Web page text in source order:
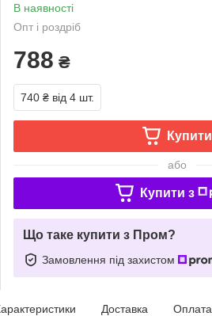
В наявності
Опт і роздріб
788 ₴
740 ₴ від 4 шт.
Купити
або
Купити з
Що таке купити з Пром?
Замовлення під захистом
Доставка Оплата